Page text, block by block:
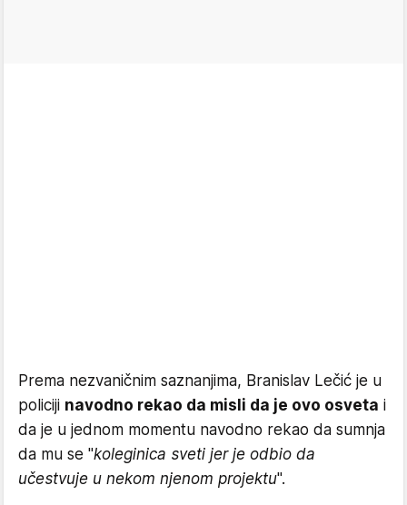
Prema nezvaničnim saznanjima, Branislav Lečić je u
policiji navodno rekao da misli da je ovo osveta i
da je u jednom momentu navodno rekao da sumnja
da mu se "koleginica sveti jer je odbio da
učestvuje u nekom njenom projektu".